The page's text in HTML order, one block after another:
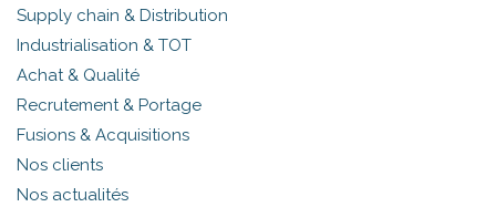
Supply chain & Distribution
Industrialisation & TOT
Achat & Qualité
Recrutement & Portage
Fusions & Acquisitions
Nos clients
Nos actualités